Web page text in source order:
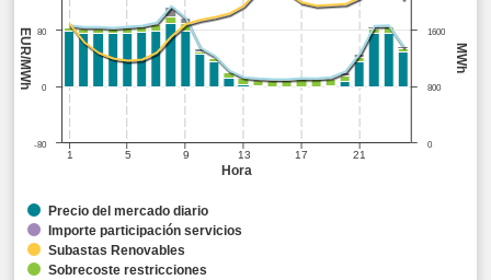
Hora
MWh
EUR/MWh
1 5 9 13 17 21
0
800
1600
0
-80
80
Precio del mercado diario
Importe participación servicios
Subastas Renovables
Sobrecoste restricciones